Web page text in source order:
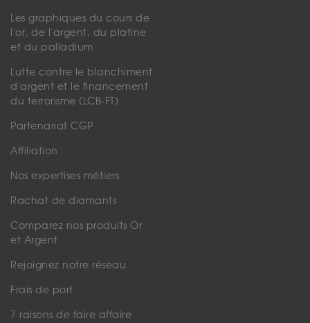
Les graphiques du cours de
l'or, de l'argent, du platine
et du palladium
Lutte contre le blanchiment
d'argent et le financement
du terrorisme (LCB-FT)
Partenariat CGP
Affiliation
Nos expertises métiers
Rachat de diamants
Comparez nos produits Or
et Argent
Rejoignez notre réseau
Frais de port
7 raisons de faire affaire